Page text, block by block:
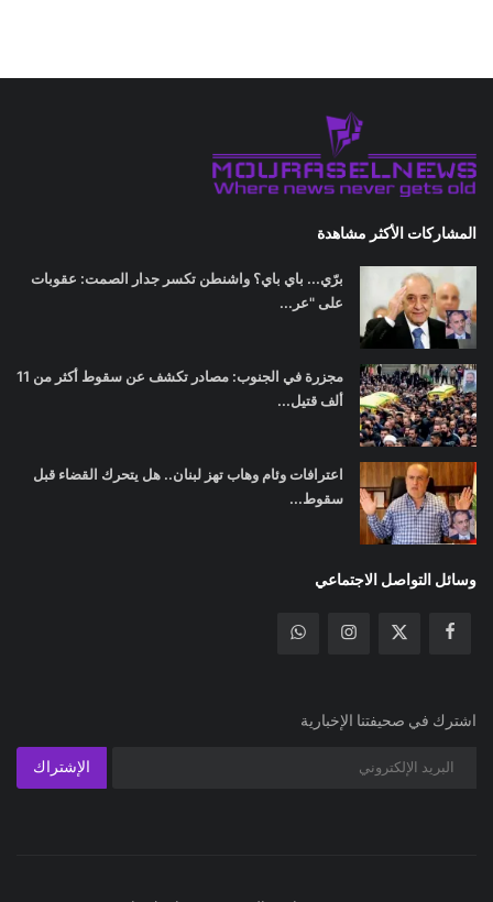
المشاركات الأكثر مشاهدة
برّي... باي باي؟ واشنطن تكسر جدار الصمت: عقوبات
على "عر...
مجزرة في الجنوب: مصادر تكشف عن سقوط أكثر من 11
ألف قتيل...
اعترافات وئام وهاب تهز لبنان.. هل يتحرك القضاء قبل
سقوط...
وسائل التواصل الاجتماعي
اشترك في صحيفتنا الإخبارية
الإشتراك